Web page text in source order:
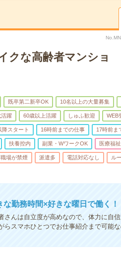
クな高齢者マンショ
既卒第二新卒OK 10名以上の大量募集
躍 60歳以上活躍 しゅふ歓迎 WEB
降スタート 16時前までの仕事 17時前ま
扶養控内 副業・WワークOK 医療福祉
職場が禁煙 派遣多 電話対応なし ル
勤務時間×好きな曜日で働く！
んは自立度が高めなので、体力に自
スマホひとつでお仕事紹介まで可能